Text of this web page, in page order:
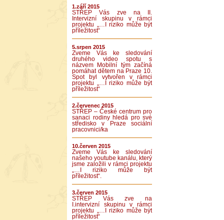
1.září 2015
STŘEP Vás zve na II.
Intervizní skupinu v rámci
projektu „…I riziko může být
příležitost“
5.srpen 2015
Zveme Vás ke sledování
druhého video spotu s
názvem Mobilní tým začíná
pomáhat dětem na Praze 10.
Spot byl vytvořen v rámci
projektu „…I riziko může být
příležitost“
2.červenec 2015
STŘEP – České centrum pro
sanaci rodiny hledá pro své
středisko v Praze sociální
pracovnici/ka
10.červen 2015
Zveme Vás ke sledování
našeho youtube kanálu, který
jsme založili v rámci projektu
„…I riziko může být
příležitost“.
3.červen 2015
STŘEP Vás zve na
I.intervizní skupinu v rámci
projektu „…I riziko může být
příležitost“